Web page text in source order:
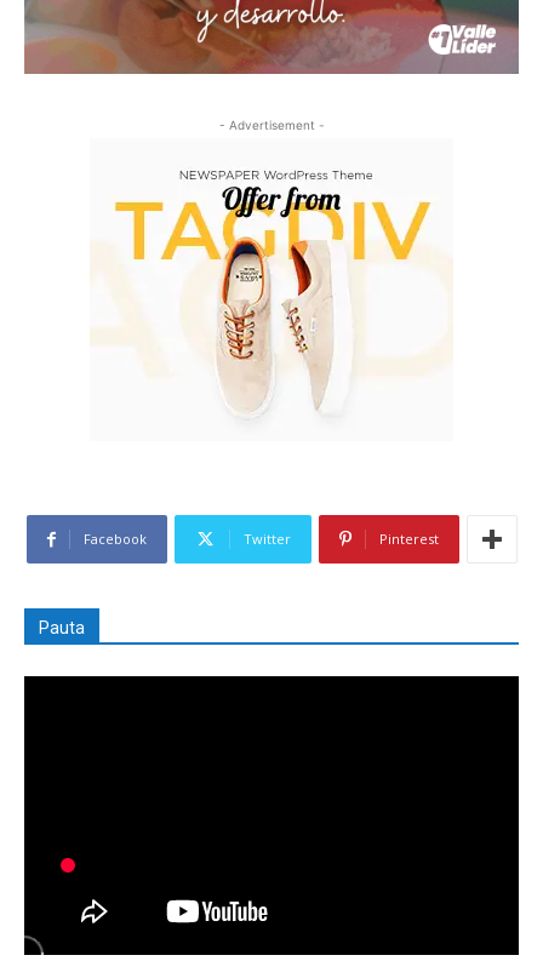
- Advertisement -
Facebook Twitter Pinterest
Pauta